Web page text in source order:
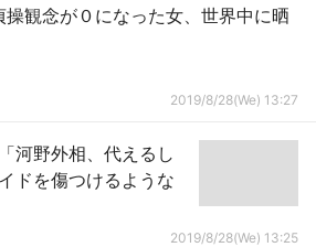
操観念が０になった女、世界中に晒
2019/8/28(We) 13:27
河野外相、代えるし
ドを傷つけるような
2019/8/28(We) 13:25